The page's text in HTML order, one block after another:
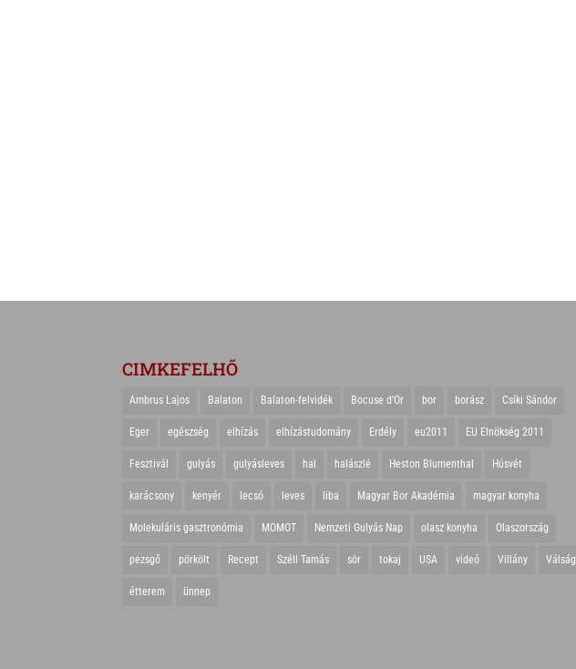
CIMKEFELHŐ
Ambrus Lajos Balaton Balaton-felvidék Bocuse d'Or bor borász Csíki Sándor
Eger egészség elhízás elhízástudomány Erdély eu2011 EU Elnökség 2011
Fesztivál gulyás gulyásleves hal halászlé Heston Blumenthal Húsvét
karácsony kenyér lecsó leves liba Magyar Bor Akadémia magyar konyha
Molekuláris gasztronómia MOMOT Nemzeti Gulyás Nap olasz konyha Olaszország
pezsgő pörkölt Recept Széll Tamás sör tokaj USA videó Villány Válság
étterem ünnep